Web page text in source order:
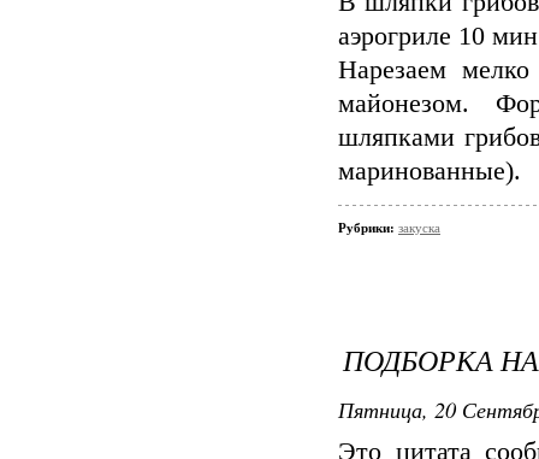
аэрогриле 10
Нарезаем
майонезом.
шляпками
маринованные).
Рубрики: закуска
ПОДБОРКА
Пятница, 20
Это цитата